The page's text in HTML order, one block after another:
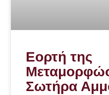
Εορτή της
Σωτήρα